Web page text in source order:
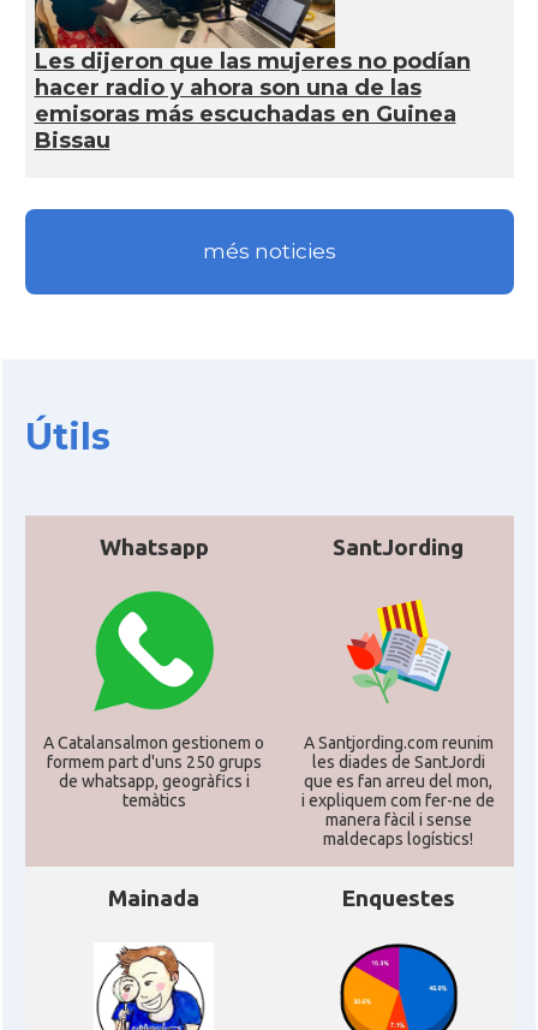
Les dijeron que las mujeres no podían
hacer radio y ahora son una de las
emisoras más escuchadas en Guinea
Bissau
més noticies
Útils
Whatsapp
A Catalansalmon gestionem o
formem part d'uns 250 grups
de whatsapp, geogràfics i
temàtics
SantJording
A Santjording.com reunim
les diades de SantJordi
que es fan arreu del mon,
i expliquem com fer-ne de
manera fàcil i sense
maldecaps logí­stics!
Mainada Enquestes